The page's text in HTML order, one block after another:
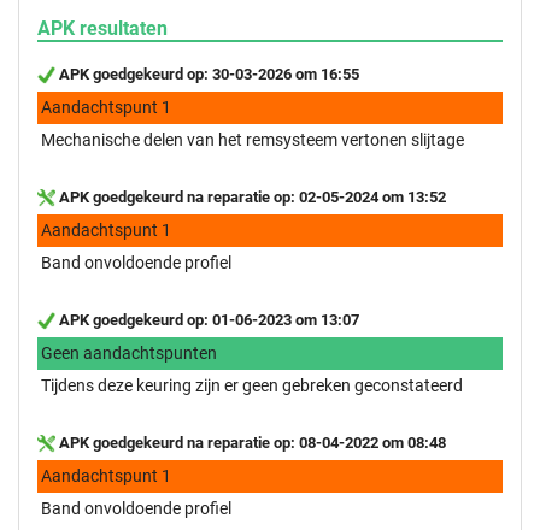
APK resultaten
APK goedgekeurd op: 30-03-2026 om 16:55
Aandachtspunt 1
Mechanische delen van het remsysteem vertonen slijtage
APK goedgekeurd na reparatie op: 02-05-2024 om 13:52
Aandachtspunt 1
Band onvoldoende profiel
APK goedgekeurd op: 01-06-2023 om 13:07
Geen aandachtspunten
Tijdens deze keuring zijn er geen gebreken geconstateerd
APK goedgekeurd na reparatie op: 08-04-2022 om 08:48
Aandachtspunt 1
Band onvoldoende profiel